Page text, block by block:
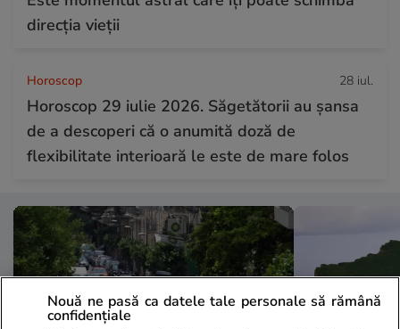
direcția vieții
Horoscop 28 iul.
Horoscop 29 iulie 2026. Săgetătorii au șansa
de a descoperi că o anumită doză de
flexibilitate interioară le este de mare folos
Nouă ne pasă ca datele tale personale să rămână
confidențiale